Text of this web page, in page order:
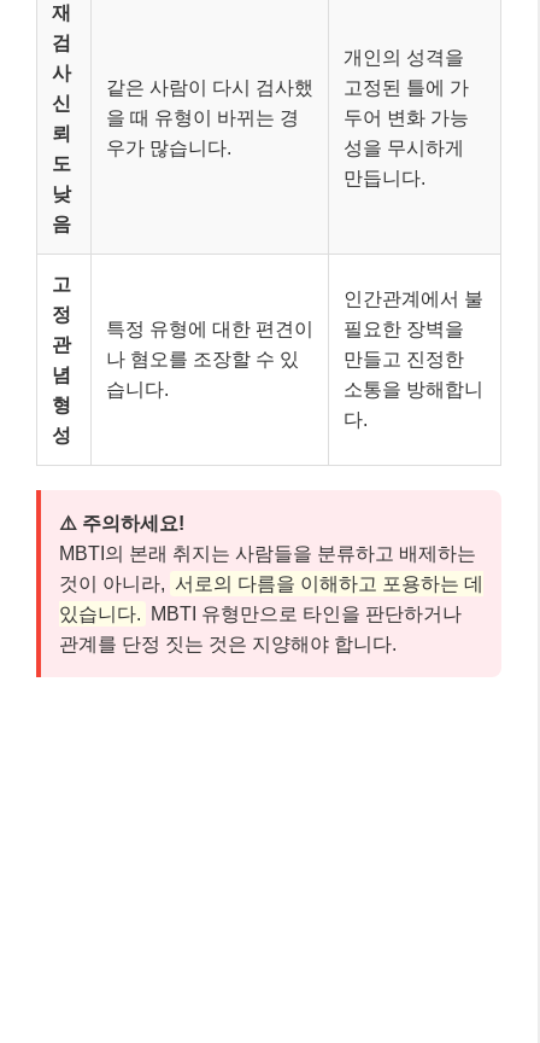
재
검
사
신
뢰
도
낮
음
같은 사람이 다시 검사했
을 때 유형이 바뀌는 경
우가 많습니다.
개인의 성격을
고정된 틀에 가
두어 변화 가능
성을 무시하게
만듭니다.
고
정
관
념
형
성
특정 유형에 대한 편견이
나 혐오를 조장할 수 있
습니다.
인간관계에서 불
필요한 장벽을
만들고 진정한
소통을 방해합니
다.
⚠️ 주의하세요!
MBTI의 본래 취지는 사람들을 분류하고 배제하는
것이 아니라, 서로의 다름을 이해하고 포용하는 데
있습니다.
MBTI 유형만으로 타인을 판단하거나
관계를 단정 짓는 것은 지양해야 합니다.